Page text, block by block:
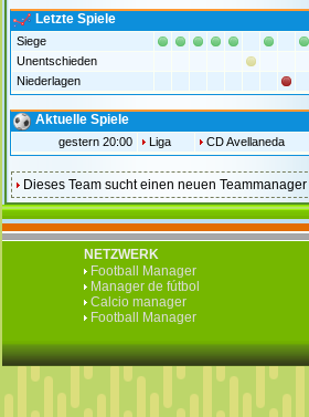
Letzte Spiele
Siege
Unentschieden
Niederlagen
Aktuelle Spiele
gestern 20:00 Liga CD Avellaneda
Dieses Team sucht einen neuen Teammanager
NETZWERK
Football Manager
Manager de fútbol
Calcio manager
Football Manager